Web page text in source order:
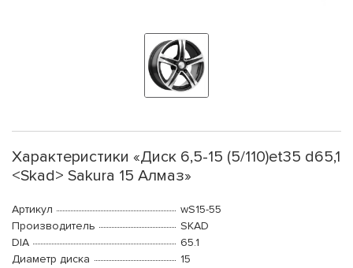
Характеристики «Диск 6,5-15 (5/110)et35 d65,1
<Skad> Sakura 15 Алмаз»
Артикул
wS15-55
Производитель
SKAD
DIA
65.1
Диаметр диска
15